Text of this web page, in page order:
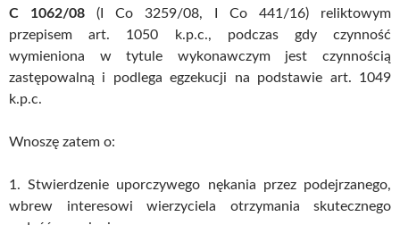
C 1062/08 (I Co 3259/08, I Co 441/16) reliktowym
przepisem art. 1050 k.p.c., podczas gdy czynność
wymieniona w tytule wykonawczym jest czynnością
zastępowalną i podlega egzekucji na podstawie art. 1049
k.p.c.
Wnoszę zatem o:
1. Stwierdzenie uporczywego nękania przez podejrzanego,
wbrew interesowi wierzyciela otrzymania skutecznego